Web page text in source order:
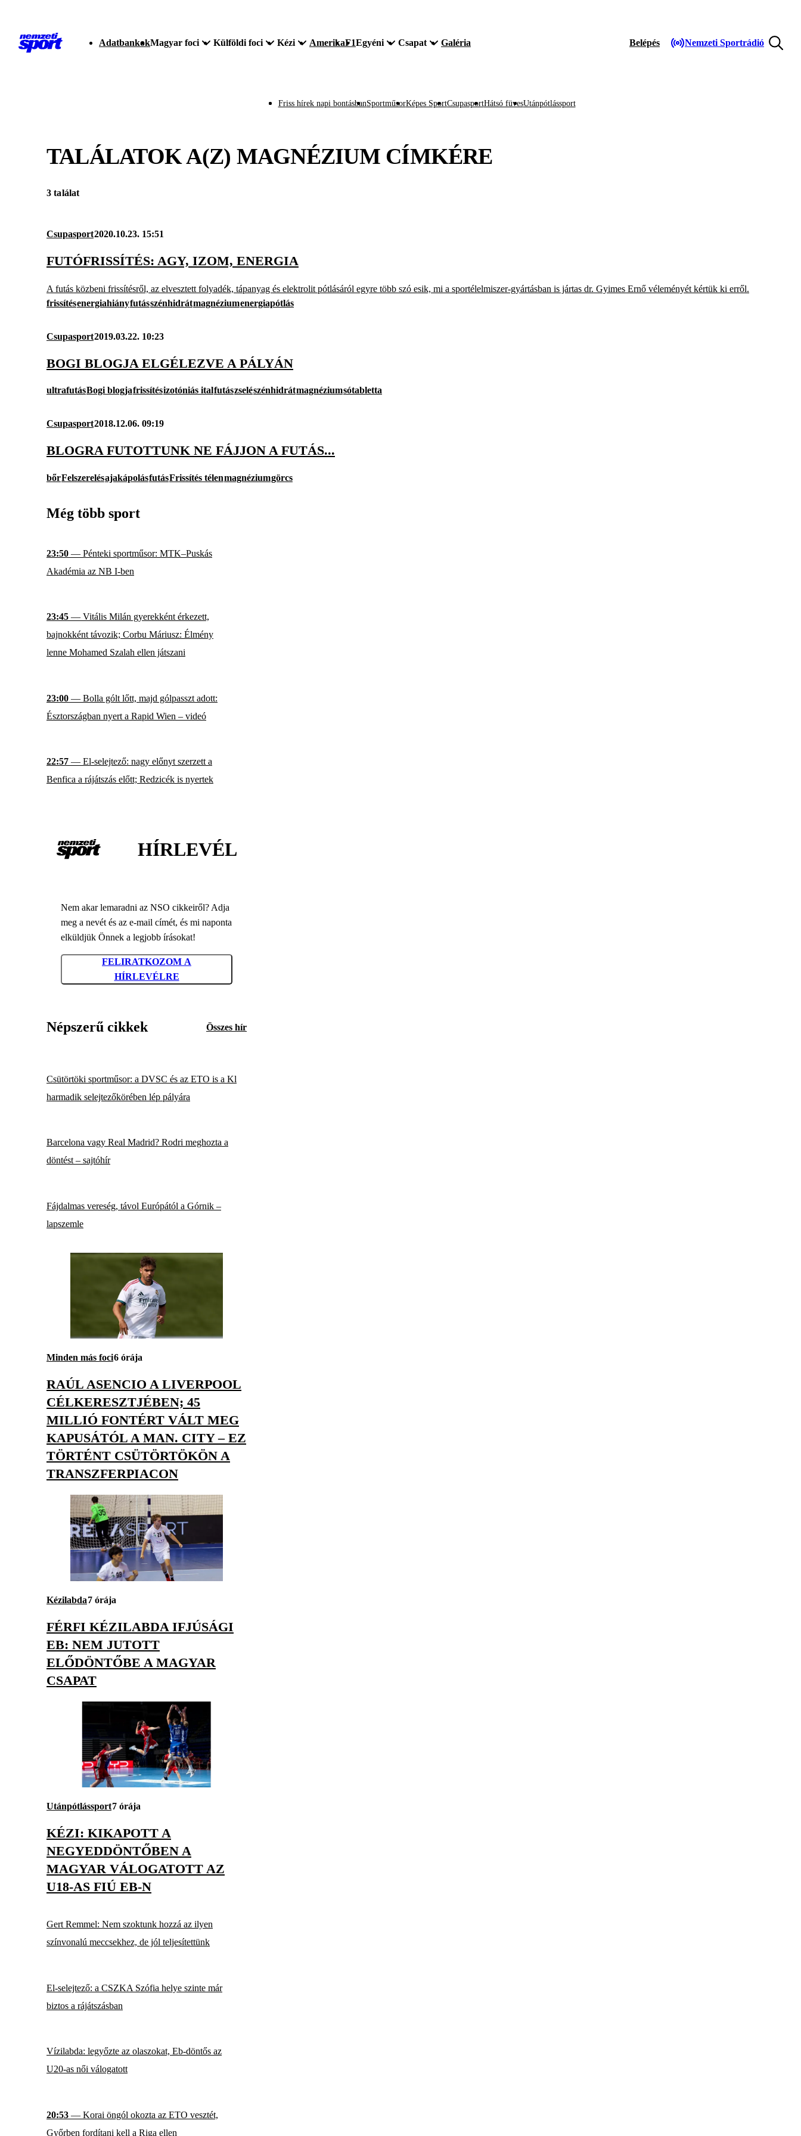
AdatbankokMagyar foci Külföldi foci Kézi AmerikaF1Egyéni Csapat Galéria Belépés Nemzeti Sportrádió
Friss hírek napi bontásbanSportműsorKépes SportCsupasportHátsó füvesUtánpótlássport
TALÁLATOK A(Z) MAGNÉZIUMCÍMKÉRE
3 találat
Csupasport2020.10.23. 15:51
FUTÓFRISSÍTÉS: AGY, IZOM, ENERGIA
A futás közbeni frissítésről, az elvesztett folyadék, tápanyag és elektrolit pótlásáról egyre több szó esik, mi a sportélelmiszer-gyártásban is jártas dr. Gyimes Ernő véleményét kértük ki erről.
frissítésenergiahiányfutásszénhidrátmagnéziumenergiapótlás
Csupasport2019.03.22. 10:23
BOGI BLOGJA ELGÉLEZVE A PÁLYÁN
ultrafutásBogi blogjafrissítésizotóniás italfutászselészénhidrátmagnéziumsótabletta
Csupasport2018.12.06. 09:19
BLOGRA FUTOTTUNK NE FÁJJON A FUTÁS...
bőrFelszerelésajakápolásfutásFrissítés télenmagnéziumgörcs
Még több sport
23:50 — Pénteki sportműsor: MTK–Puskás
Akadémia az NB I-ben
23:45 — Vitális Milán gyerekként érkezett,
bajnokként távozik; Corbu Máriusz: Élmény
lenne Mohamed Szalah ellen játszani
23:00 — Bolla gólt lőtt, majd gólpasszt adott:
Észtországban nyert a Rapid Wien – videó
22:57 — El-selejtező: nagy előnyt szerzett a
Benfica a rájátszás előtt; Redzicék is nyertek
HÍRLEVÉL
Nem akar lemaradni az NSO cikkeiről? Adja
meg a nevét és az e-mail címét, és mi naponta
elküldjük Önnek a legjobb írásokat!
FELIRATKOZOM A
HÍRLEVÉLRE
Népszerű cikkek Összes hír
Csütörtöki sportműsor: a DVSC és az ETO is a Kl
harmadik selejtezőkörében lép pályára
Barcelona vagy Real Madrid? Rodri meghozta a
döntést – sajtóhír
Fájdalmas vereség, távol Európától a Górnik –
lapszemle
Minden más foci6 órája
RAÚL ASENCIO A LIVERPOOL
CÉLKERESZTJÉBEN; 45
MILLIÓ FONTÉRT VÁLT MEG
KAPUSÁTÓL A MAN. CITY – EZ
TÖRTÉNT CSÜTÖRTÖKÖN A
TRANSZFERPIACON
Kézilabda7 órája
FÉRFI KÉZILABDA IFJÚSÁGI
EB: NEM JUTOTT
ELŐDÖNTŐBE A MAGYAR
CSAPAT
Utánpótlássport7 órája
KÉZI: KIKAPOTT A
NEGYEDDÖNTŐBEN A
MAGYAR VÁLOGATOTT AZ
U18-AS FIÚ EB-N
Gert Remmel: Nem szoktunk hozzá az ilyen
színvonalú meccsekhez, de jól teljesítettünk
El-selejtező: a CSZKA Szófia helye szinte már
biztos a rájátszásban
Vízilabda: legyőzte az olaszokat, Eb-döntős az
U20-as női válogatott
20:53 — Korai öngól okozta az ETO vesztét,
Győrben fordítani kell a Riga ellen